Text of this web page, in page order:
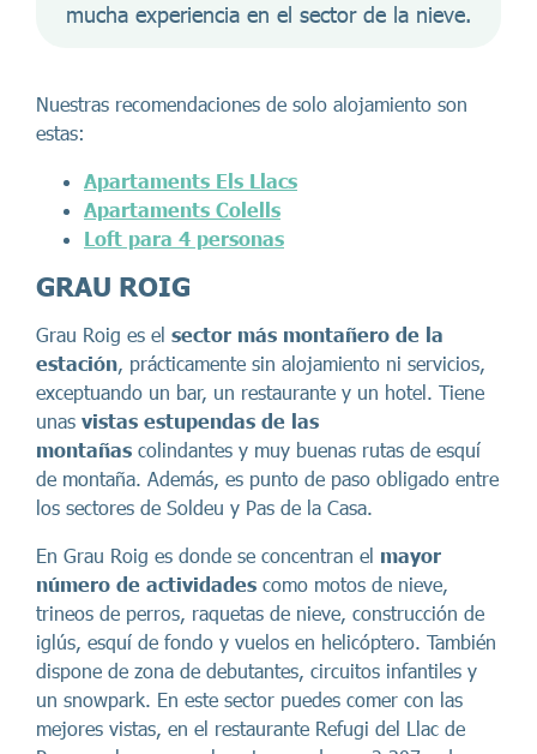
mucha experiencia en el sector de la nieve.
Nuestras recomendaciones de solo alojamiento son
estas:
Apartaments Els Llacs
Apartaments Colells
Loft para 4 personas
GRAU ROIG
Grau Roig es el sector más montañero de la
estación, prácticamente sin alojamiento ni servicios,
exceptuando un bar, un restaurante y un hotel. Tiene
unas vistas estupendas de las
montañas colindantes y muy buenas rutas de esquí
de montaña. Además, es punto de paso obligado entre
los sectores de Soldeu y Pas de la Casa.
En Grau Roig es donde se concentran el mayor
número de actividades como motos de nieve,
trineos de perros, raquetas de nieve, construcción de
iglús, esquí de fondo y vuelos en helicóptero. También
dispone de zona de debutantes, circuitos infantiles y
un snowpark. En este sector puedes comer con las
mejores vistas, en el restaurante Refugi del Llac de